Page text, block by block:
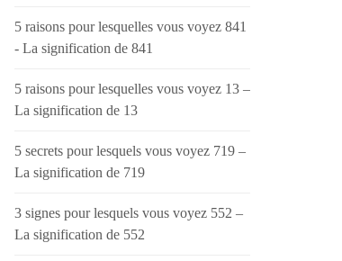
5 raisons pour lesquelles vous voyez 841
- La signification de 841
5 raisons pour lesquelles vous voyez 13 –
La signification de 13
5 secrets pour lesquels vous voyez 719 –
La signification de 719
3 signes pour lesquels vous voyez 552 –
La signification de 552